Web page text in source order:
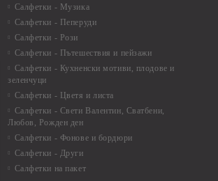
Салфетки - Музика
Салфетки - Пеперуди
Салфетки - Рози
Салфетки - Пътешествия и пейзажи
Салфетки - Кухненски мотиви, плодове и
зеленчуци
Салфетки - Цветя и листа
Салфетки - Свети Валентин, Сватбени,
Любов, Рожден ден
Салфетки - Фонове и бордюри
Салфетки - Други
Салфетки на пакет